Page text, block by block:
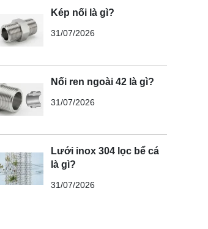
Kép nối là gì?
31/07/2026
Nối ren ngoài 42 là gì?
31/07/2026
Lưới inox 304 lọc bể cá
là gì?
31/07/2026